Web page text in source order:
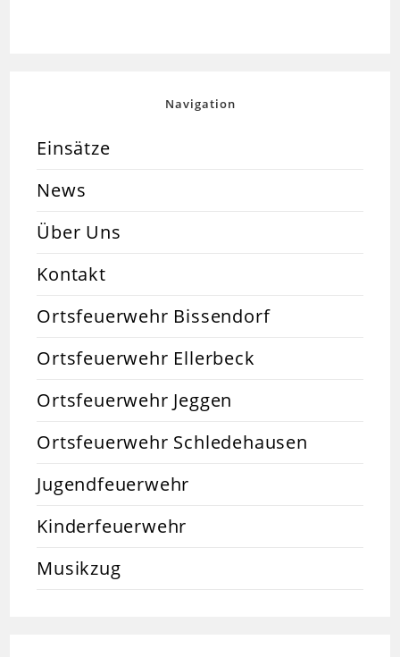
Navigation
Einsätze
News
Über Uns
Kontakt
Ortsfeuerwehr Bissendorf
Ortsfeuerwehr Ellerbeck
Ortsfeuerwehr Jeggen
Ortsfeuerwehr Schledehausen
Jugendfeuerwehr
Kinderfeuerwehr
Musikzug